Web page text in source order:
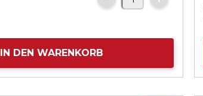
IN DEN WARENKORB